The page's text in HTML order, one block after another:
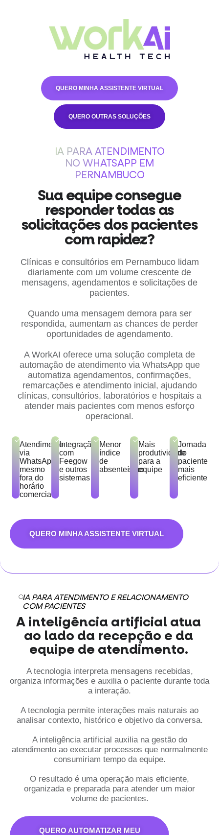
QUERO MINHA ASSISTENTE VIRTUAL
QUERO OUTRAS SOLUÇÕES
IA PARA ATENDIMENTO
NO WHATSAPP EM
PERNAMBUCO
Sua equipe consegue
responder todas as
solicitações dos pacientes
com rapidez?
Clínicas e consultórios em Pernambuco lidam
diariamente com um volume crescente de
mensagens, agendamentos e solicitações de
pacientes.
Quando uma mensagem demora para ser
respondida, aumentam as chances de perder
oportunidades de agendamento.
A WorkAI oferece uma solução completa de
automação de atendimento via WhatsApp que
automatiza agendamentos, confirmações,
remarcações e atendimento inicial, ajudando
clínicas, consultórios, laboratórios e hospitais a
atender mais pacientes com menos esforço
operacional.
Atendimento
via
WhatsApp
mesmo
fora do
horário
comercial
Integração
com
Feegow
e outros
sistemas
Menor
índice
de
absenteísmo
Mais
produtividade
para a
equipe
Jornada
do
paciente
mais
eficiente
QUERO MINHA ASSISTENTE VIRTUAL
IA PARA ATENDIMENTO E RELACIONAMENTO
COM PACIENTES
A inteligência artificial atua
ao lado da recepção e da
equipe de atendimento.
A tecnologia interpreta mensagens recebidas,
organiza informações e auxilia o paciente durante toda
a interação.
A tecnologia permite interações mais naturais ao
analisar contexto, histórico e objetivo da conversa.
A inteligência artificial auxilia na gestão do
atendimento ao executar processos que normalmente
consumiriam tempo da equipe.
O resultado é uma operação mais eficiente,
organizada e preparada para atender um maior
volume de pacientes.
QUERO AUTOMATIZAR MEU